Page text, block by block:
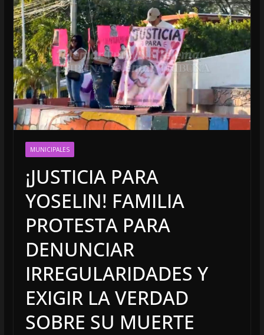
MUNICIPALES
¡JUSTICIA PARA
YOSELIN! FAMILIA
PROTESTA PARA
DENUNCIAR
IRREGULARIDADES Y
EXIGIR LA VERDAD
SOBRE SU MUERTE